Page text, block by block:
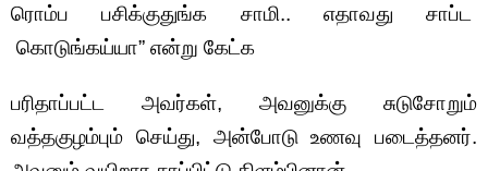
ரொம்ப பசிக்குதுங்க சாமி.. எதாவது சாப்ட
கொடுங்கய்யா” என்று கேட்க
பரிதாப்பட்ட அவர்கள், அவனுக்கு சுடுசோறும்
வத்தகுழம்பும் செய்து, அன்போடு உணவு படைத்தனர்.